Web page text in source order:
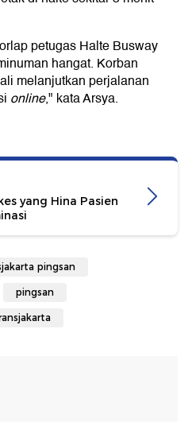
petugas Halte Busway
hangat. Korban
melanjutkan perjalanan
online," kata Arsya.
yang Hina Pasien
pingsan
pingsan